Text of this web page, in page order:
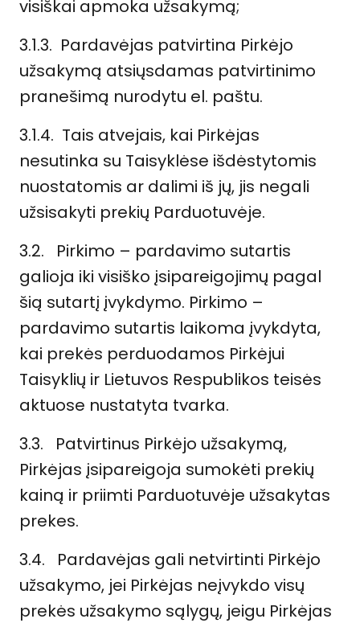
visiškai apmoka užsakymą;
3.1.3. Pardavėjas patvirtina Pirkėjo
užsakymą atsiųsdamas patvirtinimo
pranešimą nurodytu el. paštu.
3.1.4. Tais atvejais, kai Pirkėjas
nesutinka su Taisyklėse išdėstytomis
nuostatomis ar dalimi iš jų, jis negali
užsisakyti prekių Parduotuvėje.
3.2. Pirkimo – pardavimo sutartis
galioja iki visiško įsipareigojimų pagal
šią sutartį įvykdymo. Pirkimo –
pardavimo sutartis laikoma įvykdyta,
kai prekės perduodamos Pirkėjui
Taisyklių ir Lietuvos Respublikos teisės
aktuose nustatyta tvarka.
3.3. Patvirtinus Pirkėjo užsakymą,
Pirkėjas įsipareigoja sumokėti prekių
kainą ir priimti Parduotuvėje užsakytas
prekes.
3.4. Pardavėjas gali netvirtinti Pirkėjo
užsakymo, jei Pirkėjas neįvykdo visų
prekės užsakymo sąlygų, jeigu Pirkėjas